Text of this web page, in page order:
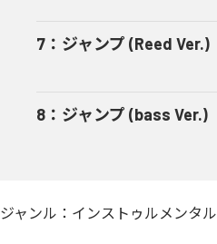
7 ： ジャンプ (Reed Ver.)
8 ： ジャンプ (bass Ver.)
ジャンル： インストゥルメンタル